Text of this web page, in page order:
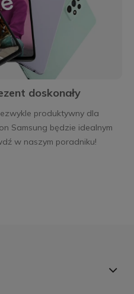
doskonały
produktywny dla
Samsung będzie idealnym
w naszym poradniku!